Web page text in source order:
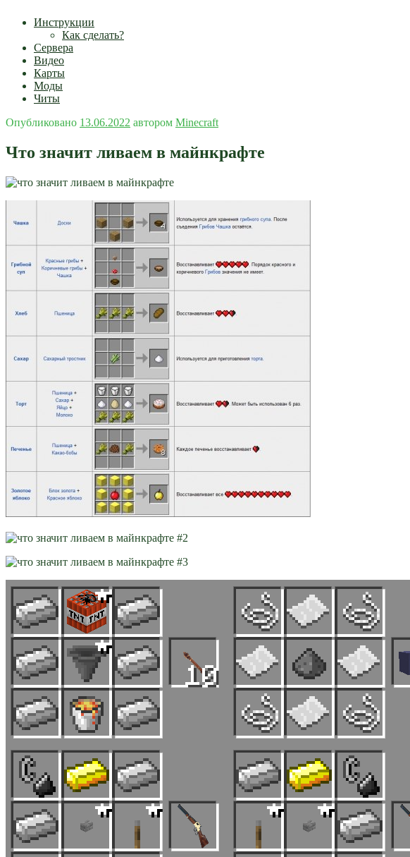
Инструкции
Как сделать?
Сервера
Видео
Карты
Моды
Читы
Опубликовано 13.06.2022 автором Minecraft
Что значит ливаем в майнкрафте